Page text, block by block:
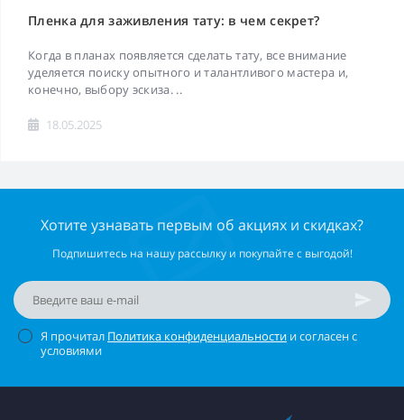
Пленка для заживления тату: в чем секрет?
Когда в планах появляется сделать тату, все внимание
уделяется поиску опытного и талантливого мастера и,
конечно, выбору эскиза. ..
18.05.2025
Хотите узнавать первым об акциях и скидках?
Подпишитесь на нашу рассылку и покупайте с выгодой!
Я прочитал Политика конфиденциальности и согласен с
условиями